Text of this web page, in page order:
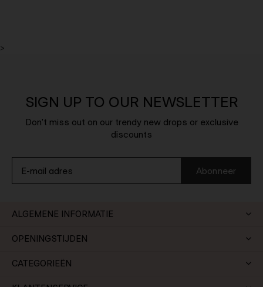
>
SIGN UP TO OUR NEWSLETTER
Don't miss out on our trendy new drops or exclusive
discounts
Abonneer
ALGEMENE INFORMATIE
OPENINGSTIJDEN
CATEGORIEËN